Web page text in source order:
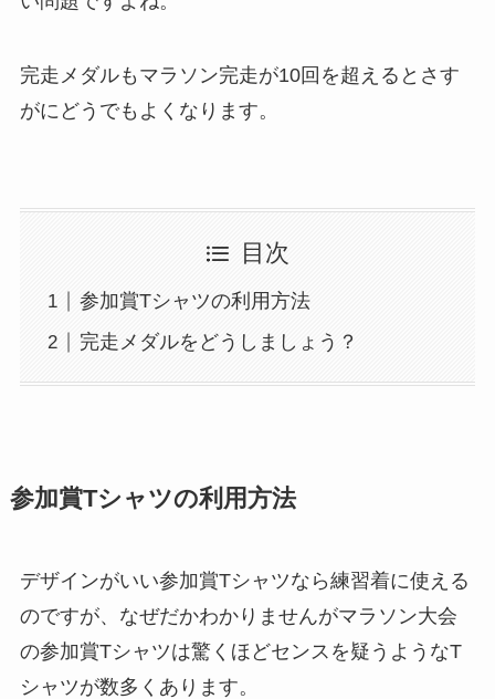
完走メダルもマラソン完走が10回を超えるとさす
がにどうでもよくなります。
目次
参加賞Tシャツの利用方法
完走メダルをどうしましょう？
参加賞Tシャツの利用方法
デザインがいい参加賞Tシャツなら練習着に使える
のですが、なぜだかわかりませんがマラソン大会
の参加賞Tシャツは驚くほどセンスを疑うようなT
シャツが数多くあります。